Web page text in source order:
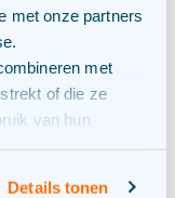
met onze partners
met
of die ze
van hun
Details tonen
Deze
wordt
waterstof
te laden.
duurzaam